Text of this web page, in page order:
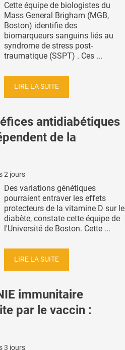
Cette équipe de biologistes du
Mass General Brigham (MGB,
Boston) identifie des
biomarqueurs sanguins liés au
syndrome de stress post-
traumatique (SSPT) . Ces ...
LIRE LA SUITE
antidiabétiques
de la
2 jours
Des variations génétiques
pourraient entraver les effets
protecteurs de la vitamine D sur le
diabète, constate cette équipe de
l'Université de Boston. Cette ...
LIRE LA SUITE
immunitaire
par le vaccin :
3 jours